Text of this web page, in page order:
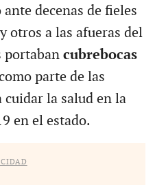
decenas de fieles
otros a las afueras del
portaban cubrebocas
parte de las
la salud en la
en el estado.